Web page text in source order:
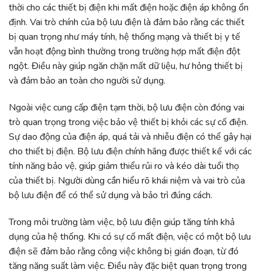
thời cho các thiết bị điện khi mất điện hoặc điện áp không ổn
định. Vai trò chính của bộ lưu điện là đảm bảo rằng các thiết
bị quan trọng như máy tính, hệ thống mạng và thiết bị y tế
vẫn hoạt động bình thường trong trường hợp mất điện đột
ngột. Điều này giúp ngăn chặn mất dữ liệu, hư hỏng thiết bị
và đảm bảo an toàn cho người sử dụng.
Ngoài việc cung cấp điện tạm thời, bộ lưu điện còn đóng vai
trò quan trọng trong việc bảo vệ thiết bị khỏi các sự cố điện.
Sự dao động của điện áp, quá tải và nhiễu điện có thể gây hại
cho thiết bị điện. Bộ lưu điện chính hãng được thiết kế với các
tính năng bảo vệ, giúp giảm thiểu rủi ro và kéo dài tuổi thọ
của thiết bị. Người dùng cần hiểu rõ khái niệm và vai trò của
bộ lưu điện để có thể sử dụng và bảo trì đúng cách.
Trong môi trường làm việc, bộ lưu điện giúp tăng tính khả
dụng của hệ thống. Khi có sự cố mất điện, việc có một bộ lưu
điện sẽ đảm bảo rằng công việc không bị gián đoạn, từ đó
tăng năng suất làm việc. Điều này đặc biệt quan trọng trong